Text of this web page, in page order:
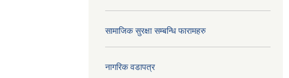
सामाजिक सुरक्षा सम्बन्धि फारामहरु
नागरिक वडापत्र